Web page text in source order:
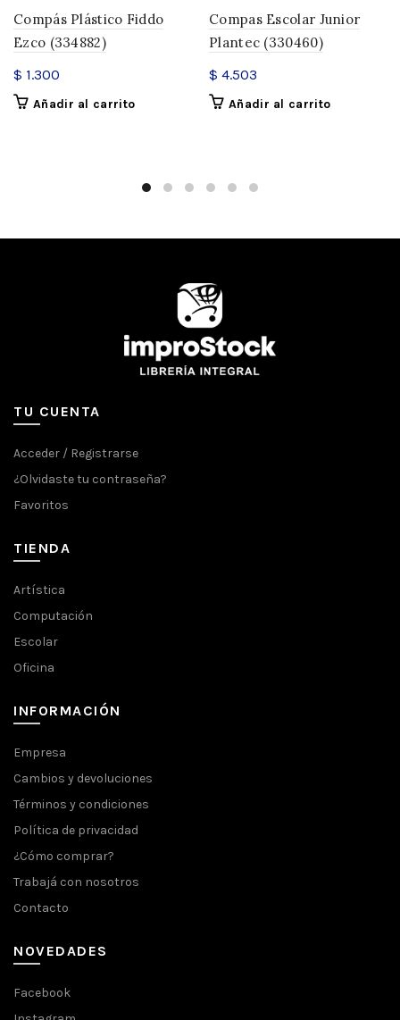
Compás Plástico Fiddo
Ezco (334882)
$ 1.300
Añadir al carrito
Compas Escolar Junior
Plantec (330460)
$ 4.503
Añadir al carrito
TU CUENTA
Acceder / Registrarse
¿Olvidaste tu contraseña?
Favoritos
TIENDA
Artística
Computación
Escolar
Oficina
INFORMACIÓN
Empresa
Cambios y devoluciones
Términos y condiciones
Política de privacidad
¿Cómo comprar?
Trabajá con nosotros
Contacto
NOVEDADES
Facebook